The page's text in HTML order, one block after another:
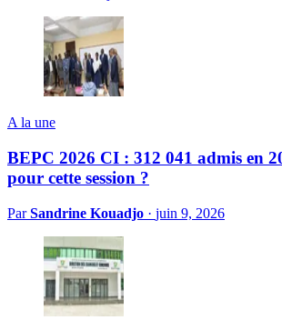
A la une
BEPC 2026 CI : 312 041 admis en
pour cette session ?
ParSandrine Kouadjo · juin 9, 2026